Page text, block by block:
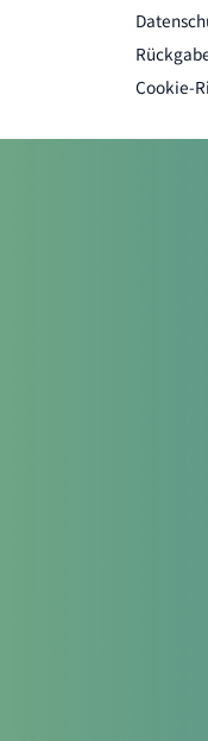
Cookie-